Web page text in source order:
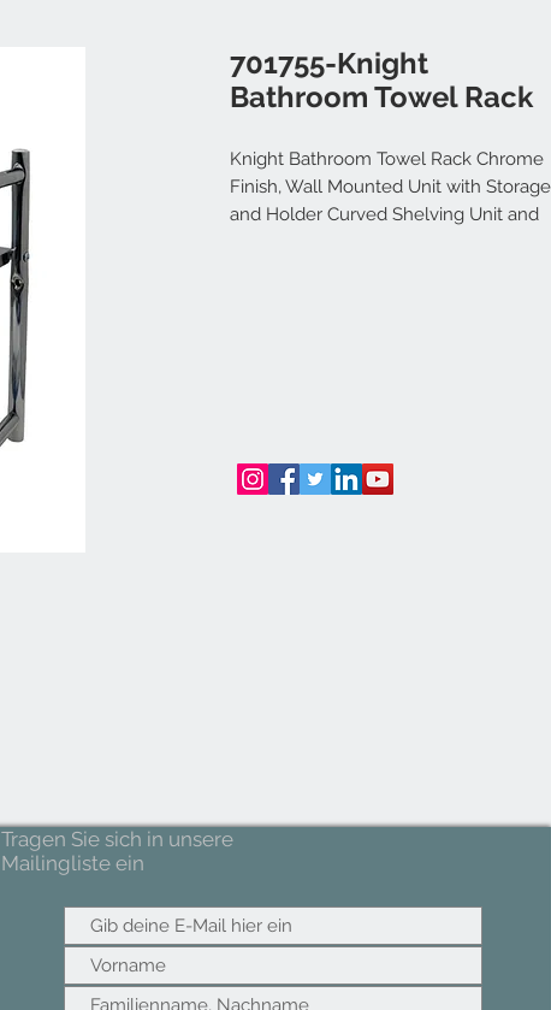
701755-Knight
Bathroom Towel Rack
Knight Bathroom Towel Rack Chrome
Finish, Wall Mounted Unit with Storage
and Holder Curved Shelving Unit and
Tragen Sie sich in unsere
Mailingliste ein